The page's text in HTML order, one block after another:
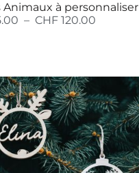
Animaux à personnaliser
– CHF 120.00